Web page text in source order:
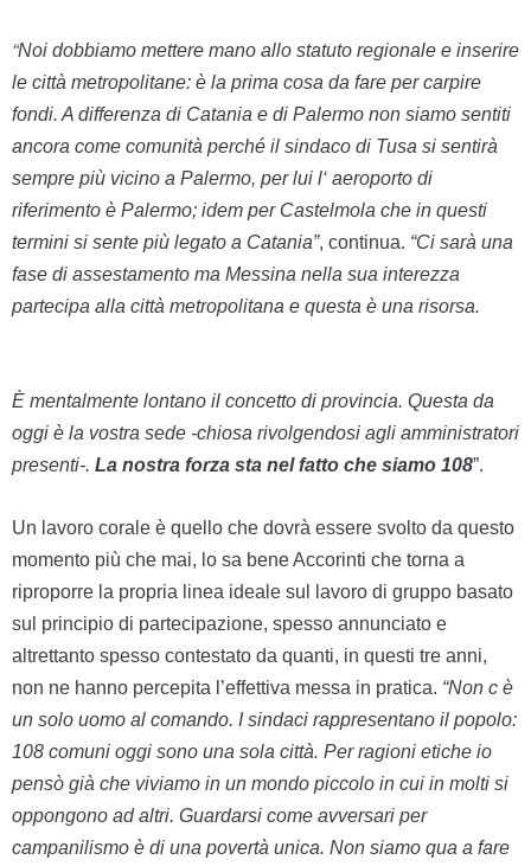
“Noi dobbiamo mettere mano allo statuto regionale e inserire
le città metropolitane: è la prima cosa da fare per carpire
fondi. A differenza di Catania e di Palermo non siamo sentiti
ancora come comunità perché il sindaco di Tusa si sentirà
sempre più vicino a Palermo, per lui l‘ aeroporto di
riferimento è Palermo; idem per Castelmola che in questi
termini si sente più legato a Catania”, continua. “Ci sarà una
fase di assestamento ma Messina nella sua interezza
partecipa alla città metropolitana e questa è una risorsa.
È mentalmente lontano il concetto di provincia. Questa da
oggi è la vostra sede -chiosa rivolgendosi agli amministratori
presenti-. La nostra forza sta nel fatto che siamo 108”.
Un lavoro corale è quello che dovrà essere svolto da questo
momento più che mai, lo sa bene Accorinti che torna a
riproporre la propria linea ideale sul lavoro di gruppo basato
sul principio di partecipazione, spesso annunciato e
altrettanto spesso contestato da quanti, in questi tre anni,
non ne hanno percepita l’effettiva messa in pratica. “Non c è
un solo uomo al comando. I sindaci rappresentano il popolo:
108 comuni oggi sono una sola città. Per ragioni etiche io
pensò già che viviamo in un mondo piccolo in cui in molti si
oppongono ad altri. Guardarsi come avversari per
campanilismo è di una povertà unica. Non siamo qua a fare